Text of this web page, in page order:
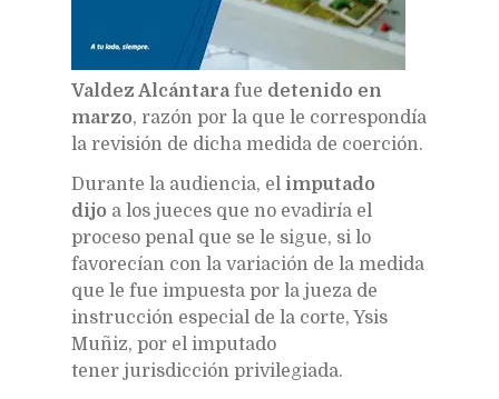
Valdez Alcántara fue detenido en
marzo, razón por la que le correspondía
la revisión de dicha medida de coerción.
Durante la audiencia, el imputado
dijo a los jueces que no evadiría el
proceso penal que se le sigue, si lo
favorecían con la variación de la medida
que le fue impuesta por la jueza de
instrucción especial de la corte, Ysis
Muñiz, por el imputado
tener jurisdicción privilegiada.